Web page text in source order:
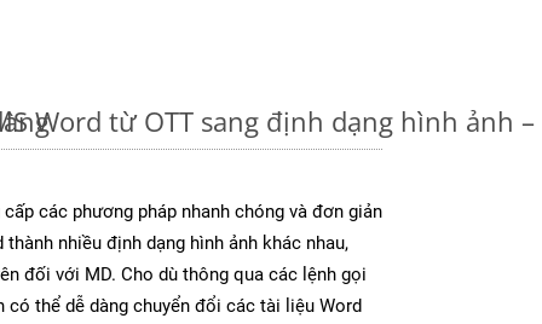
Word từ OTT sang định dạng hình ảnh
các phương pháp nhanh chóng và đơn giản
nhiều định dạng hình ảnh khác nhau,
đối với MD. Cho dù thông qua các lệnh gọi
có thể dễ dàng chuyển đổi các tài liệu Word